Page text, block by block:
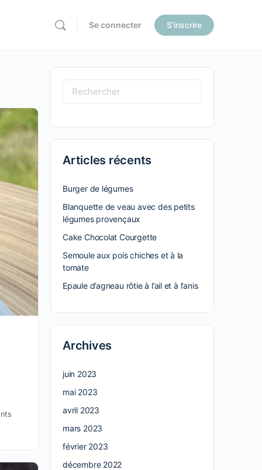
Se connecter S'inscrire
Recherche
pour:
Articles récents
Burger de légumes
Blanquette de veau avec des petits
légumes provençaux
Cake Chocolat Courgette
Semoule aux pois chiches et à la
tomate
Epaule d’agneau rôtie à l’ail et à l’anis
Archives
juin 2023
mai 2023
avril 2023
mars 2023
février 2023
décembre 2022